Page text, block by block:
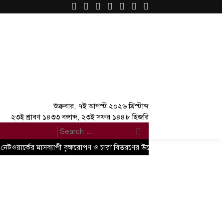
শুক্রবার, ৭ই আগস্ট ২০২৬ খ্রিস্টাব্দ
২৩ই শ্রাবণ ১৪৩৩ বঙ্গাব্দ, ২৩ই সফর ১৪৪৮ হিজরি
×
মাসব্যাপী বৃক্ষরোপণ ও চারা বিতরণের উদ্বোধন